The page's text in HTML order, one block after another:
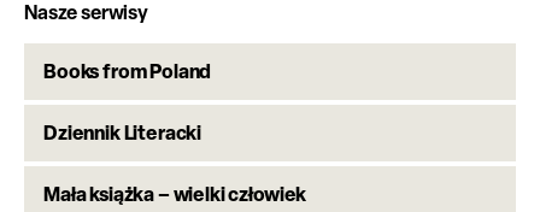
Nasze serwisy
Books from Poland
Dziennik Literacki
Mała książka – wielki człowiek